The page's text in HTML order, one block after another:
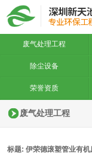
废气处理工程
除尘设备
荣誉资质
废气处理工程
标题: 伊荣德滚塑管业有